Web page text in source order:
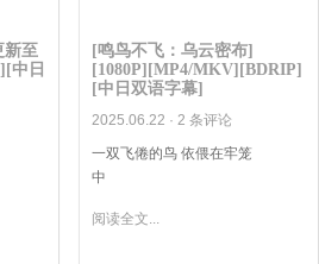
新至
中日
[鸣鸟不飞：乌云密布]
[1080P][MP4/MKV][BDRIP]
[中日双语字幕]
2025.06.22 · 2 条评论
一双飞倦的鸟 依偎在牢笼
阅读全文...